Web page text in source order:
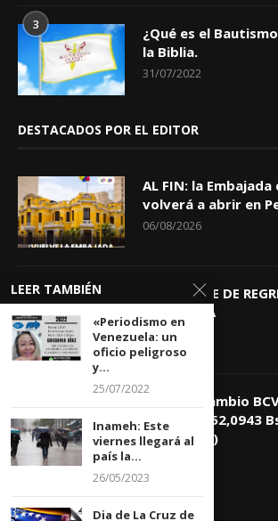
3
¿Qué es el
la Biblia.
31/07/2022
DESTACADOS POR EL EDITOR
AL FIN: la
volverá a abrir en
06/08/2026
KEIKO TRAE DE
GIOVANNA
04/08/2026
Tasa de Cambio
de 2026: 752,0943
(+0,4418%)
LEER TAMBIÉN
«Periodismo en
Venezuela: un
oficio peligroso
y...
25/07/2022
Inameh: Este
viernes llegará al
país la...
26/05/2023
Dia de La Cruz de